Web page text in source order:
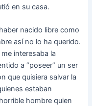
en su casa.
nacido libre como
así no lo ha querido.
interesaba la
a “poseer” un ser
que quisiera salvar la
estaban
hombre quien